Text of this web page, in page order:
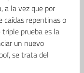
a la vez que por
caídas repentinas o
prueba es la
un nuevo
se trata del